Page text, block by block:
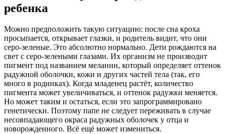
ребенка
Можно предположить такую ситуацию: после сна кроха
просыпается, открывает глазки, и родитель видит, что они
серо-зеленые. Это абсолютно нормально. Дети рождаются на
свет с серо-зелеными глазами. Их организм не производит
пигмент под названием меланин, который определяет оттенок
радужной оболочки, кожи и других частей тела (так, его
много в родинках). Когда младенец растёт, количество
пигмента может увеличиваться, и оттенок радужки меняется.
Но может таким и остаться, если это запрограммировано
генетически. Поэтому папе не следует переживать в случае
несовпадающего окраса радужных оболочек у отца и
новорожденного. Всё ещё может измениться.